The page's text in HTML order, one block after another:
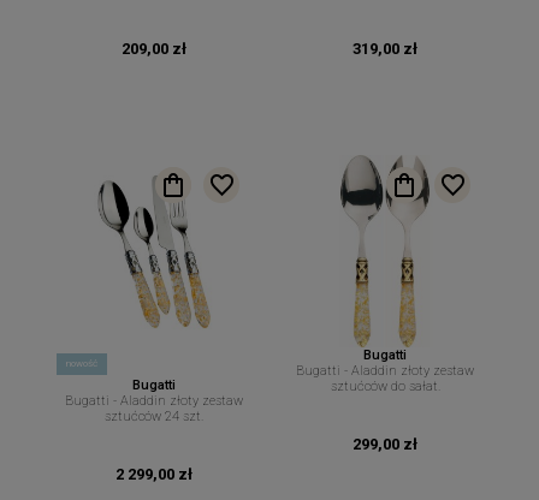
209,00 zł 319,00 zł
nowość
Bugatti
Bugatti - Aladdin złoty zestaw
sztućców 24 szt.
2 299,00 zł
Bugatti
Bugatti - Aladdin złoty zestaw
sztućców do sałat.
299,00 zł